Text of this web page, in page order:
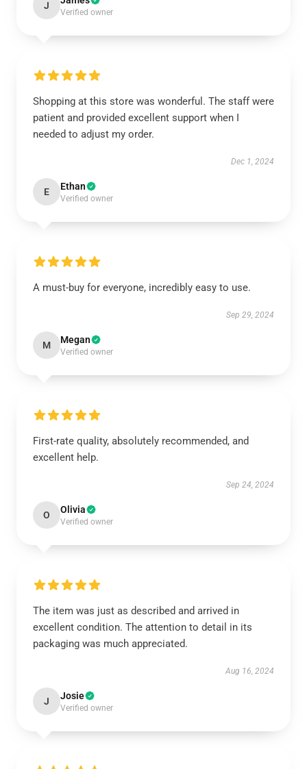
J
Verified owner
Shopping at this store was wonderful. The staff were
patient and provided excellent support when I
needed to adjust my order.
Dec 1, 2024
E Ethan
Verified owner
A must-buy for everyone, incredibly easy to use.
Sep 29, 2024
M Megan
Verified owner
First-rate quality, absolutely recommended, and
excellent help.
Sep 24, 2024
O Olivia
Verified owner
The item was just as described and arrived in
excellent condition. The attention to detail in its
packaging was much appreciated.
Aug 16, 2024
J Josie
Verified owner